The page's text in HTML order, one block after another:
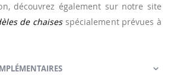
découvrez également sur notre site
de chaisesspécialement prévues à